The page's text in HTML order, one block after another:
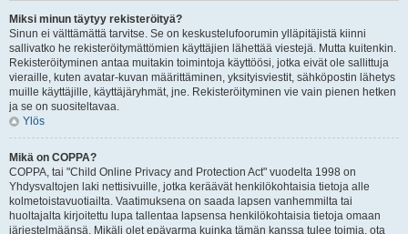
Miksi minun täytyy rekisteröityä?
Sinun ei välttämättä tarvitse. Se on keskustelufoorumin ylläpitäjistä kiinni
sallivatko he rekisteröitymättömien käyttäjien lähettää viestejä. Mutta kuitenkin.
Rekisteröityminen antaa muitakin toimintoja käyttöösi, jotka eivät ole sallittuja
vieraille, kuten avatar-kuvan määrittäminen, yksityisviestit, sähköpostin lähetys
muille käyttäjille, käyttäjäryhmät, jne. Rekisteröityminen vie vain pienen hetken
ja se on suositeltavaa.
Ylös
Mikä on COPPA?
COPPA, tai "Child Online Privacy and Protection Act" vuodelta 1998 on
Yhdysvaltojen laki nettisivuille, jotka keräävät henkilökohtaisia tietoja alle
kolmetoistavuotiailta. Vaatimuksena on saada lapsen vanhemmilta tai
huoltajalta kirjoitettu lupa tallentaa lapsensa henkilökohtaisia tietoja omaan
järjestelmäänsä. Mikäli olet epävarma kuinka tämän kanssa tulee toimia, ota